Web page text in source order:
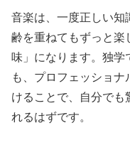
音楽は、一度正しい知
齢を重ねてもずっと楽
味」になります。独学
も、プロフェッショ
けることで、自分でも
れるはずです。